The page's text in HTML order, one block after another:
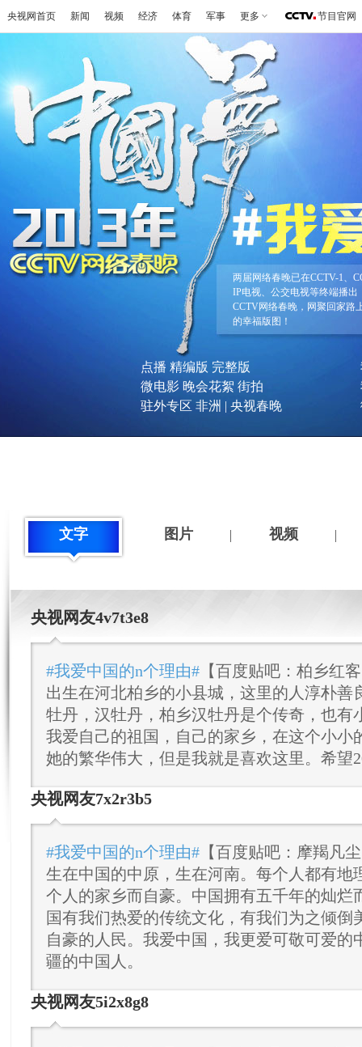
央视网首页 新闻 视频 经济 体育 军事 更多 节目官网
两届网络春晚已在CCTV-1、
IP电视、公交电视等终端播出
CCTV网络春晚，网聚回家路
的幸福版图！
点播 精编版 完整版
微电影 晚会花絮 街拍
驻外专区 非洲 | 央视春晚
文字 图片 视频
央视网友4v7t3e8
#我爱中国的n个理由# 【百度贴吧：柏乡红
出生在河北柏乡的小县城，这里的人淳朴善
牡丹，汉牡丹，柏乡汉牡丹是个传奇，也有
我爱自己的祖国，自己的家乡，在这个小小
她的繁华伟大，但是我就是喜欢这里。希望
央视网友7x2r3b5
#我爱中国的n个理由# 【百度贴吧：摩羯凡
生在中国的中原，生在河南。每个人都有地
个人的家乡而自豪。中国拥有五千年的灿烂
国有我们热爱的传统文化，有我们为之倾倒
自豪的人民。我爱中国，我更爱可敬可爱的
疆的中国人。
央视网友5i2x8g8